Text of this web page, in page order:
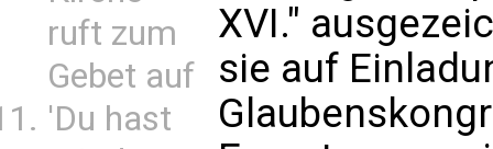
ruft zum
Gebet auf
'Du hast
XVI."
sie auf